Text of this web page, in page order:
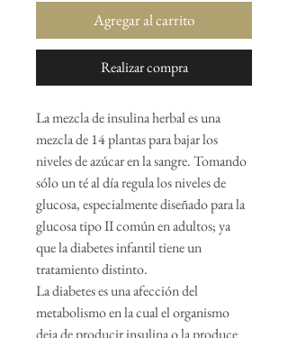
Agregar al carrito
Realizar compra
La mezcla de insulina herbal es una
mezcla de 14 plantas para bajar los
niveles de azúcar en la sangre. Tomando
sólo un té al día regula los niveles de
glucosa, especialmente diseñado para la
glucosa tipo II común en adultos; ya
que la diabetes infantil tiene un
tratamiento distinto.
La diabetes es una afección del
metabolismo en la cual el organismo
deja de producir insulina o la produce